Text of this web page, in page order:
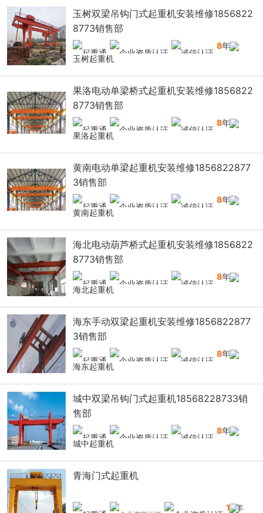
玉树双梁吊钩门式起重机安装维修1856822
8773销售部
8年
玉树起重机
果洛电动单梁桥式起重机安装维修1856822
8773销售部
8年
果洛起重机
黄南电动单梁起重机安装维修1856822877
3销售部
8年
黄南起重机
海北电动葫芦桥式起重机安装维修1856822
8773销售部
8年
海北起重机
海东手动双梁起重机安装维修1856822877
3销售部
8年
海东起重机
城中双梁吊钩门式起重机18568228733销
售部
8年
城中起重机
青海门式起重机
13年